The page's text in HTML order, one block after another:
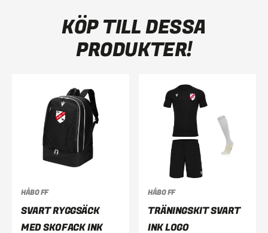
KÖP TILL DESSA
PRODUKTER!
HÅBO FF
SVART RYGGSÄCK
MED SKOFACK INK
HÅBO FF
TRÄNINGSKIT SVART
INK LOGO